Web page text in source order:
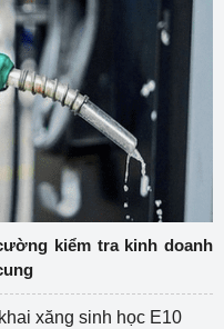
kiểm tra kinh doanh
xăng sinh học E10